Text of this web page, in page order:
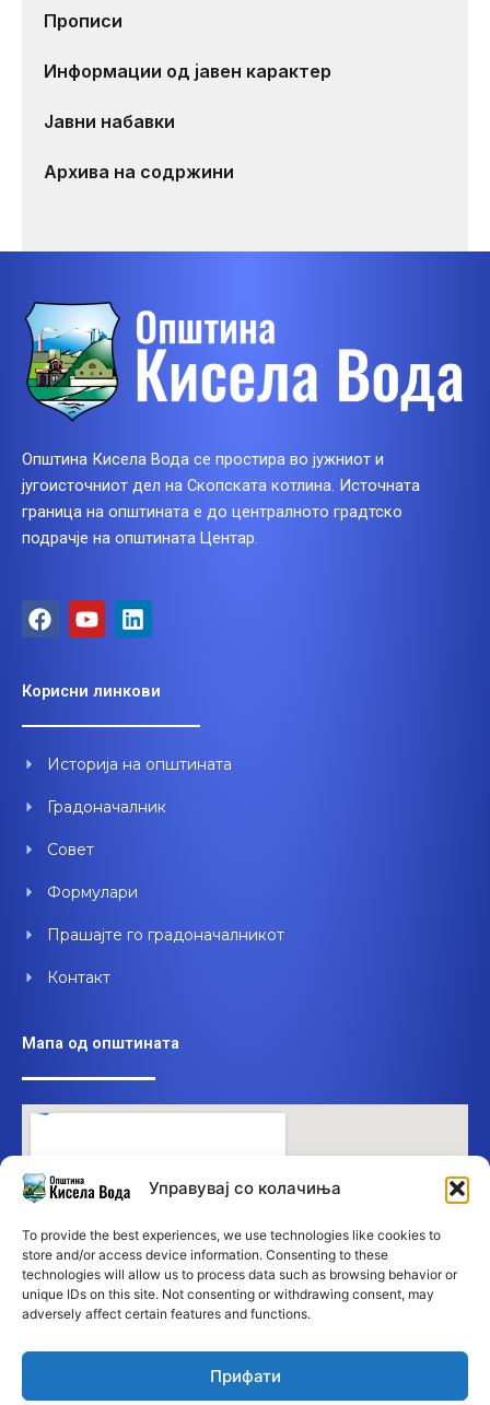
Управувај со колачиња
To provide the best experiences, we use technologies like cookies to
store and/or access device information. Consenting to these
technologies will allow us to process data such as browsing behavior or
unique IDs on this site. Not consenting or withdrawing consent, may
adversely affect certain features and functions.
Прифати
Прописи
Информации од јавен карактер
Јавни набавки
Архива на содржини
Општина Кисела Вода се простира во јужниот и
југоисточниот дел на Скопската котлина. Источната
граница на општината е до централното градтско
подрачје на општината Центар.
F
a
b
o
k
Y
o
u
b
L
i
e
d
n
Корисни линкови
Историја на општината
Градоначалник
Совет
Формулари
Прашајте го градоначалникот
Контакт
Мапа од општината